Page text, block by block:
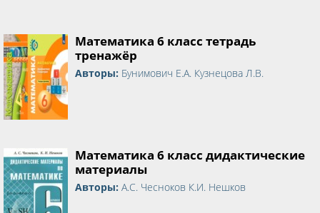
Математика 6 класс тетрадь
тренажёр
Авторы: Бунимович Е.А. Кузнецова Л.В.
Математика 6 класс дидактические
материалы
Авторы: А.С. Чесноков К.И. Нешков